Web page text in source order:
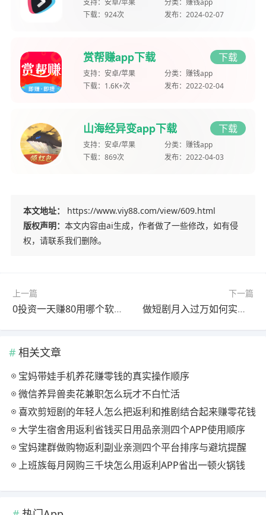
下载： 924次 发布： 2024-02-07
赏帮赚app下载 下载
支持： 安卓/苹果 分类： 赚钱app
下载： 1.6K+次 发布： 2022-02-04
山海经异变app下载 下载
支持： 安卓/苹果 分类： 赚钱app
下载： 869次 发布： 2022-04-03
本文地址：
https://www.viy88.com/view/609.html
版权声明： 本文内容由ai生成，作者做了一些修改，如有侵
权，请联系我们删除。
上一篇
0投资一天赚80用哪个软件能实现？分享三个每天挣八十的app
下一篇
做短剧月入过万如何实现？学会剪辑和推广就可以了
相关文章
宝妈带娃手机养花赚零钱的真实操作顺序
微信养异兽卖花兼职怎么玩才不白忙活
喜欢剪短剧的年轻人怎么把返利和推剧结合起来赚零花钱
大学生宿舍用返利省钱买日用品亲测四个APP使用顺序
宝妈建群做购物返利副业亲测四个平台排序与避坑提醒
上班族每月网购三千块怎么用返利APP省出一顿火锅钱